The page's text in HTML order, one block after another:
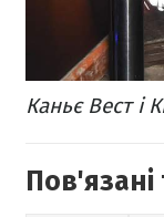
​Каньє Вест і
Пов'язані